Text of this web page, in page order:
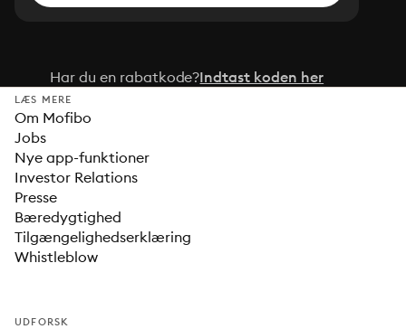
Har du en rabatkode?Indtast koden her
LÆS MERE
Om Mofibo
Jobs
Nye app-funktioner
Investor Relations
Presse
Bæredygtighed
Tilgængelighedserklæring
Whistleblow
UDFORSK